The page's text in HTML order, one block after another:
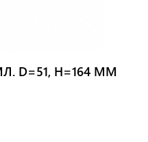
D=51, H=164 ММ